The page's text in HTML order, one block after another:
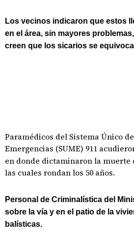
Los vecinos indicaron que estos
en el área, sin mayores
creen que los sicarios se
Paramédicos del Sistema Único
Emergencias (SUME) 911
en donde dictaminaron la muerte
las cuales rondan los 50 años.
Personal de Criminalística del
sobre la vía y en el patio de la
balísticas.